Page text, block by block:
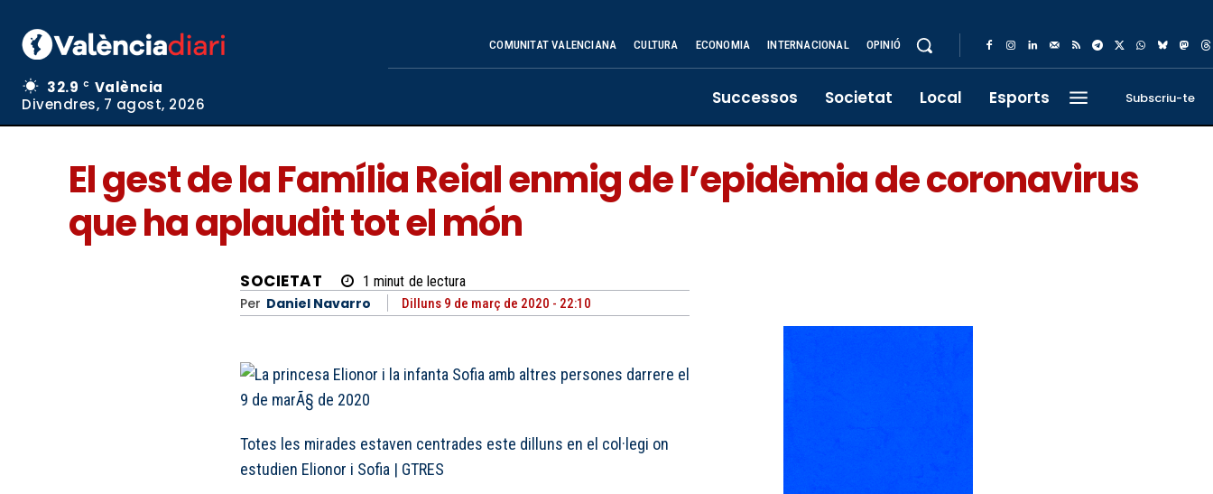
32.9 C
València
Divendres, 7 agost, 2026
COMUNITAT VALENCIANA CULTURA ECONOMIA INTERNACIONAL OPINIÓ
Successos Societat Local Esports Subscriu-te
El gest de la Família Reial enmig de l’epidèmia de coronavirus
que ha aplaudit tot el món
SOCIETAT 1 minut de lectura
Per Daniel Navarro Dilluns 9 de març de 2020 - 22:10
Totes les mirades estaven centrades este dilluns en el col·legi on
estudien Elionor i Sofia | GTRES